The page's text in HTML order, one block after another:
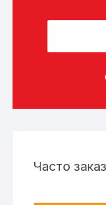
Часто